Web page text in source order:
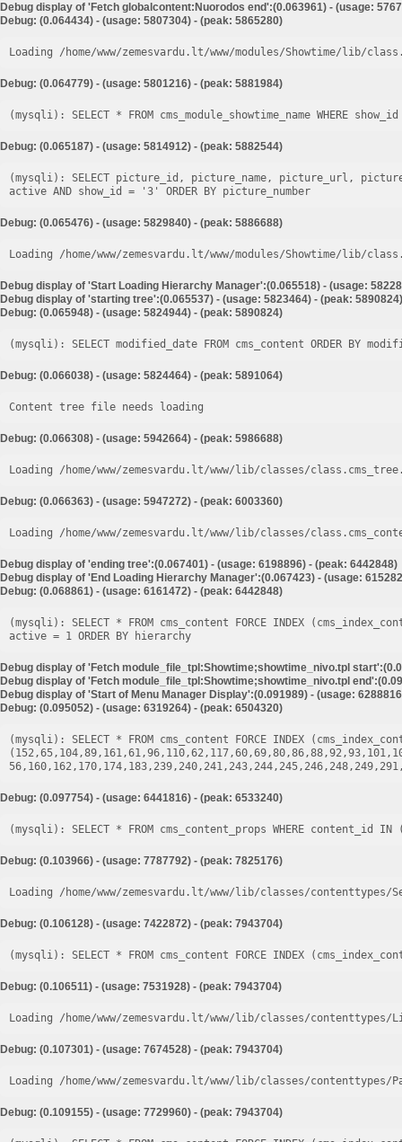
Debug display of 'Fetch globalcontent:Nuorodos end':(0.063961) - (usage:
Debug: (0.064434) - (usage: 5807304) - (peak: 5865280)
Loading /home/www/zemesvardu.lt/www/modules/Showtime/lib/
Debug: (0.064779) - (usage: 5801216) - (peak: 5881984)
Debug: (0.065187) - (usage: 5814912) - (peak: 5882544)
(mysqli): SELECT picture_id, picture_name, picture_url,
Debug: (0.065476) - (usage: 5829840) - (peak: 5886688)
Loading /home/www/zemesvardu.lt/www/modules/Showtime/lib/
Debug display of 'Start Loading Hierarchy Manager':(0.065518) - (usage:
Debug display of 'starting tree':(0.065537) - (usage: 5823464) - (peak: 5890824)
Debug: (0.065948) - (usage: 5824944) - (peak: 5890824)
Debug: (0.066038) - (usage: 5824464) - (peak: 5891064)
Content tree file needs loading
Debug: (0.066308) - (usage: 5942664) - (peak: 5986688)
Loading /home/www/zemesvardu.lt/www/lib/classes/
Debug: (0.066363) - (usage: 5947272) - (peak: 6003360)
Loading /home/www/zemesvardu.lt/www/lib/classes/
Debug display of 'ending tree':(0.067401) - (usage: 6198896) - (peak: 6442848)
Debug display of 'End Loading Hierarchy Manager':(0.067423) - (usage:
Debug: (0.068861) - (usage: 6161472) - (peak: 6442848)
(mysqli): SELECT * FROM cms_content FORCE INDEX
Debug display of 'Fetch module_file_tpl:Showtime;showtime_nivo.tpl
Debug display of 'Fetch module_file_tpl:Showtime;showtime_nivo.tpl
Debug display of 'Start of Menu Manager Display':(0.091989) - (usage:
Debug: (0.095052) - (usage: 6319264) - (peak: 6504320)
(mysqli): SELECT * FROM cms_content FORCE INDEX
Debug: (0.097754) - (usage: 6441816) - (peak: 6533240)
Debug: (0.103966) - (usage: 7787792) - (peak: 7825176)
Loading /home/www/zemesvardu.lt/www/lib/classes/
Debug: (0.106128) - (usage: 7422872) - (peak: 7943704)
Debug: (0.106511) - (usage: 7531928) - (peak: 7943704)
Loading /home/www/zemesvardu.lt/www/lib/classes/
Debug: (0.107301) - (usage: 7674528) - (peak: 7943704)
Loading /home/www/zemesvardu.lt/www/lib/classes/
Debug: (0.109155) - (usage: 7729960) - (peak: 7943704)